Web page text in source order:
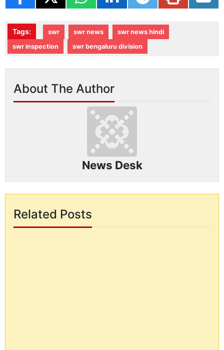
Tags: swr swr news
swr news hindi
swr inspection
swr bengaluru division
About The Author
News Desk
Related Posts